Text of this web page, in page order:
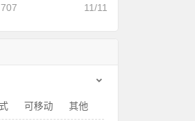
11/11
707
可移动 其他